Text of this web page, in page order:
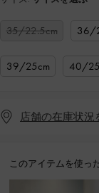
35/22.5cm 36/
39/25cm 40/
店舗の在庫状況
このアイテムを使っ